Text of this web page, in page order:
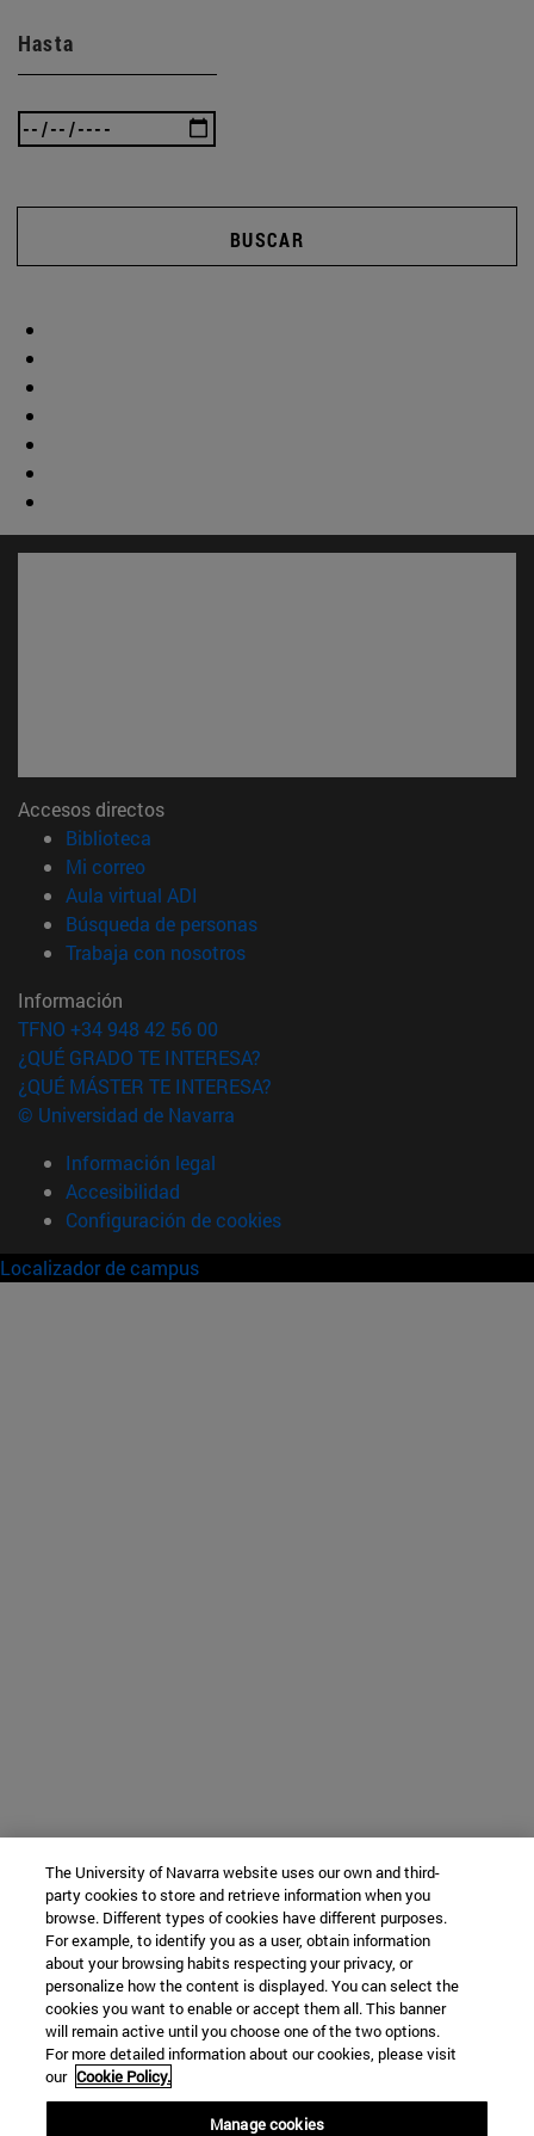
Hasta
BUSCAR
Accesos directos
Biblioteca
Mi correo(abre en nueva ventana)
Aula virtual ADI
Búsqueda de personas(abre en nueva ventana)
Trabaja con nosotros(abre en nueva ventana)
Información
TFNO +34 948 42 56 00
¿QUÉ GRADO TE INTERESA?
¿QUÉ MÁSTER TE INTERESA?
© Universidad de Navarra
Información legal
Accesibilidad
Configuración de cookies
Localizador de campus
The University of Navarra website uses our own and third-
party cookies to store and retrieve information when you
browse. Different types of cookies have different purposes.
For example, to identify you as a user, obtain information
about your browsing habits respecting your privacy, or
personalize how the content is displayed. You can select the
cookies you want to enable or accept them all. This banner
will remain active until you choose one of the two options.
For more detailed information about our cookies, please visit
our Cookie Policy.
Manage cookies